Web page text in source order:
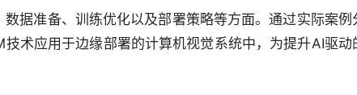
据准备、训练优化以及部署策略等方面。通过实际案例
术应用于边缘部署的计算机视觉系统中，为提升AI驱动